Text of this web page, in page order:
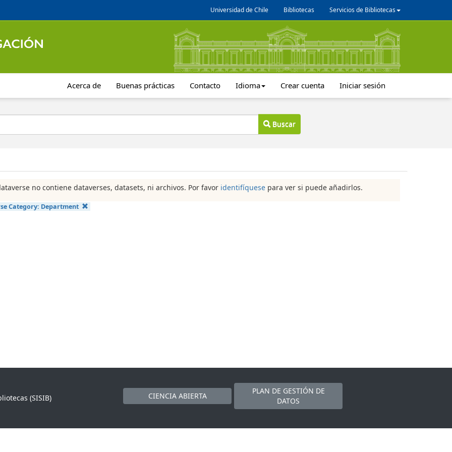
Universidad de Chile Bibliotecas Servicios de Bibliotecas
Acerca de Buenas prácticas Contacto Idioma Crear cuenta Iniciar sesión
Buscar
no contiene dataverses, datasets, ni archivos. Por favor identifíquese para ver si puede añadirlos.
Category: Department
(SISIB)
CIENCIA ABIERTA
PLAN DE GESTIÓN DE
DATOS